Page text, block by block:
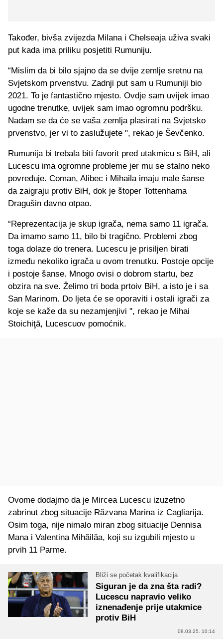
Također, bivša zvijezda Milana i Chelseaja uživa svaki
put kada ima priliku posjetiti Rumuniju.
“Mislim da bi bilo sjajno da se dvije zemlje sretnu na
Svjetskom prvenstvu. Zadnji put sam u Rumuniji bio
2021. To je fantastično mjesto. Ovdje sam uvijek imao
ugodne trenutke, uvijek sam imao ogromnu podršku.
Nadam se da će se vaša zemlja plasirati na Svjetsko
prvenstvo, jer vi to zaslužujete ", rekao je Ševčenko.
Rumunija bi trebala biti favorit pred utakmicu s BiH, ali
Lucescu ima ogromne probleme jer mu se stalno neko
povređuje. Coman, Alibec i Mihaila imaju male šanse
da zaigraju protiv BiH, dok je štoper Tottenhama
Dragušin davno otpao.
“Reprezentacija je skup igrača, nema samo 11 igrača.
Da imamo samo 11, bilo bi tragično. Problemi zbog
toga dolaze do trenera. Lucescu je prisiljen birati
između nekoliko igrača u ovom trenutku. Postoje opcije
i postoje šanse. Mnogo ovisi o dobrom startu, bez
obzira na sve. Želimo tri boda prtoiv BiH, a isto je i sa
San Marinom. Do ljeta će se oporaviti i ostali igrači za
koje se kaže da su nezamjenjivi ", rekao je Mihai
Stoichiţă, Lucescuov pomoćnik.
Ovome dodajmo da je Mircea Lucescu izuzetno
zabrinut zbog situacije Răzvana Marina iz Cagliarija.
Osim toga, nije nimalo miran zbog situacije Dennisa
Mana i Valentina Mihăilăa, koji su izgubili mjesto u
prvih 11 Parme.
Bliži se početak kvalifikacija
Siguran je da zna šta radi?
Lucescu napravio veliko
iznenađenje prije utakmice
protiv BiH
08.03.25. 10:14